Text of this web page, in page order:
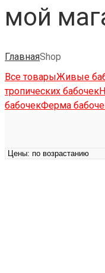
мой
ГлавнаяShop
Все товарыЖивые
тропических бабочек
бабочекФерма